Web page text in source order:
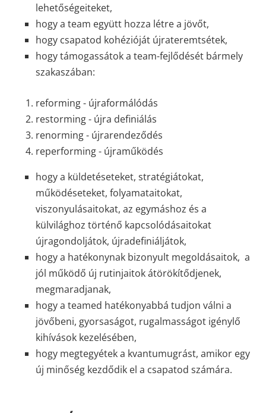
lehetőségeiteket,
hogy a team együtt hozza létre a jövőt,
hogy csapatod kohézióját újrateremtsétek,
hogy támogassátok a team-fejlődését bármely
szakaszában:
reforming - újraformálódás
restorming - újra definiálás
renorming - újrarendeződés
reperforming - újraműködés
hogy a küldetéseteket, stratégiátokat,
működéseteket, folyamataitokat,
viszonyulásaitokat, az egymáshoz és a
külvilághoz történő kapcsolódásaitokat
újragondoljátok, újradefiniáljátok,
hogy a hatékonynak bizonyult megoldásaitok, a
jól működő új rutinjaitok átörökítődjenek,
megmaradjanak,
hogy a teamed hatékonyabbá tudjon válni a
jövőbeni, gyorsaságot, rugalmasságot igénylő
kihívások kezelésében,
hogy megtegyétek a kvantumugrást, amikor egy
új minőség kezdődik el a csapatod számára.